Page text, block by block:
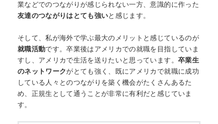
業などでのつながりが感じられない一方、意識的に作った
友達のつながりはとても強いと感じます。
そして、私が海外で学ぶ最大のメリットと感じているのが
就職活動です。卒業後はアメリカでの就職を目指していま
すし、アメリカで生活を送りたいと思っています。 卒業生
のネットワークがとても強く、既にアメリカで就職に成功
している人々とのつながりを築く機会がたくさんあるた
め、正規生として通うことが非常に有利だと感じていま
す。